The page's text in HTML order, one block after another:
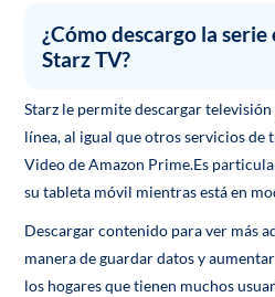
¿Cómo descargo la
Starz TV?
Starz le permite descargar
línea, al igual que otros servicios de
Video de Amazon Prime.Es
su tableta móvil mientras está en
Descargar contenido para ver más
manera de guardar datos y
los hogares que tienen muchos